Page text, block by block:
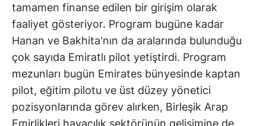
tamamen finanse edilen bir girişim olarak
faaliyet gösteriyor. Program bugüne kadar
Hanan ve Bakhita'nın da aralarında bulunduğu
çok sayıda Emiratlı pilot yetiştirdi. Program
mezunları bugün Emirates bünyesinde kaptan
pilot, eğitim pilotu ve üst düzey yönetici
pozisyonlarında görev alırken, Birleşik Arap
Emirlikleri havacılık sektörünün gelişimine de